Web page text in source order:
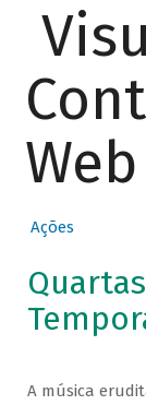
Web
Ações
A música